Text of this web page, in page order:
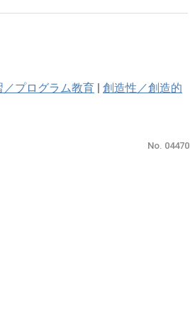
プログラム教育 | 創造性／創造的
No. 04470